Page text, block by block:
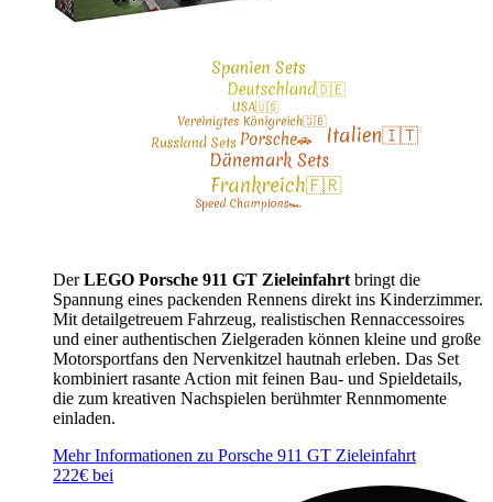
DerLEGO Porsche 911 GT Zieleinfahrt bringt die
Spannung eines packenden Rennens direkt ins Kinderzimmer.
Mit detailgetreuem Fahrzeug, realistischen Rennaccessoires
und einer authentischen Zielgeraden können kleine und große
Motorsportfans den Nervenkitzel hautnah erleben. Das Set
kombiniert rasante Action mit feinen Bau- und Spieldetails,
die zum kreativen Nachspielen berühmter Rennmomente
einladen.
Mehr Informationen zu Porsche 911 GT Zieleinfahrt
222€ bei